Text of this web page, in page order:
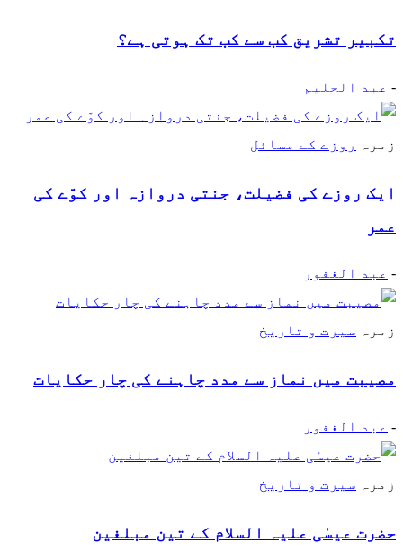
تکبیر تشریق کب سے کب تک ہوتی ہے؟
- عبد الحلیم
زمرہ روزے کے مسائل
ایک روزے کی فضیلت، جنتی دروازہ اور کوّے کی
عمر
- عبد الغفور
زمرہ سیرت و تاریخ
مصیبت میں نماز سے مدد چاہنے کی چار حکایات
- عبد الغفور
زمرہ سیرت و تاریخ
حضرت عیسٰی علیہ السلام کے تین مبلغین